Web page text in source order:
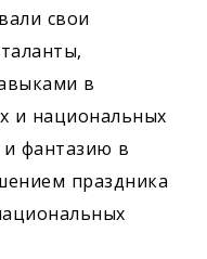
свои
в
и национальных
и фантазию в
праздника